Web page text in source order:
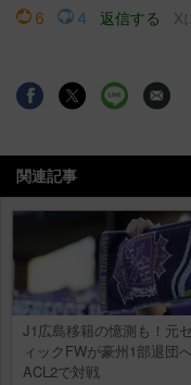
関連記事
J1広島移籍の憶測も！元
ィックFWが豪州1部退団へ
ACL2で対戦